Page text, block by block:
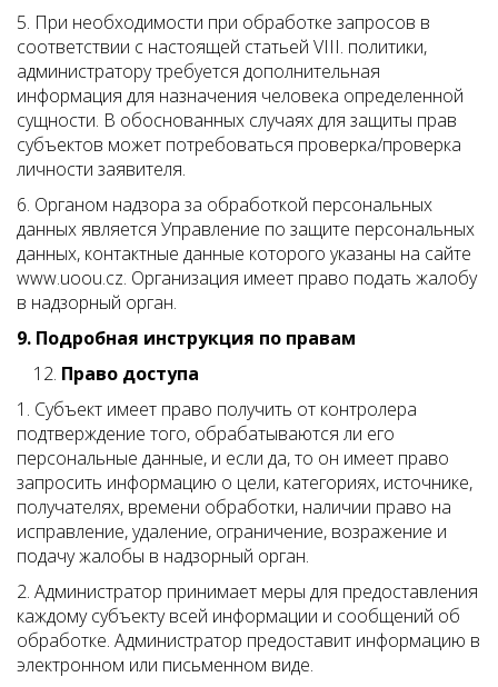
5. При необходимости при обработке запросов в
соответствии с настоящей статьей VIII. политики,
администратору требуется дополнительная
информация для назначения человека определенной
сущности. В обоснованных случаях для защиты прав
субъектов может потребоваться проверка/проверка
личности заявителя.
6. Органом надзора за обработкой персональных
данных является Управление по защите персональных
данных, контактные данные которого указаны на сайте
www.uoou.cz. Организация имеет право подать жалобу
в надзорный орган.
9. Подробная инструкция по правам
Право доступа
1. Субъект имеет право получить от контролера
подтверждение того, обрабатываются ли его
персональные данные, и если да, то он имеет право
запросить информацию о цели, категориях, источнике,
получателях, времени обработки, наличии право на
исправление, удаление, ограничение, возражение и
подачу жалобы в надзорный орган.
2. Администратор принимает меры для предоставления
каждому субъекту всей информации и сообщений об
обработке. Администратор предоставит информацию в
электронном или письменном виде.